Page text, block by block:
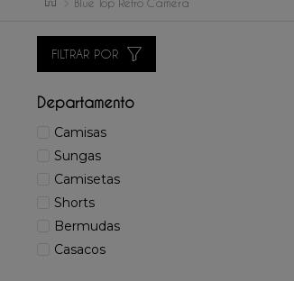
Blue Top Retro Camera
FILTRAR POR
Departamento
Camisas
Sungas
Camisetas
Shorts
Bermudas
Casacos